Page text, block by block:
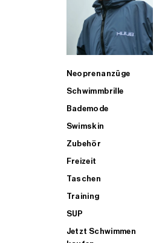
Neoprenanzüge
Schwimmbrille
Bademode
Swimskin
Zubehör
Freizeit
Taschen
Training
SUP
Jetzt Schwimmen